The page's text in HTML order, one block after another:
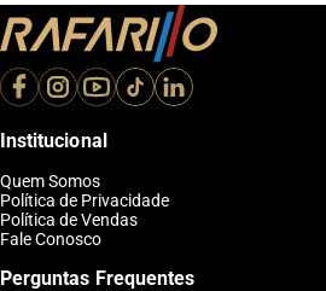
Institucional
Quem Somos
Política de Privacidade
Política de Vendas
Fale Conosco
Perguntas Frequentes